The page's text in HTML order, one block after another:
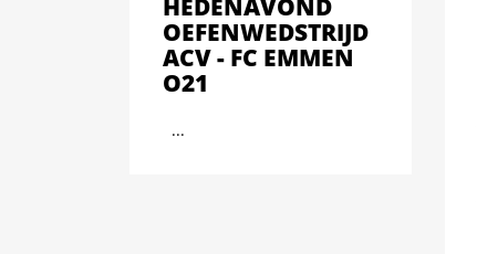
OEFENWEDSTRIJD
ACV - FC EMMEN
O21
...